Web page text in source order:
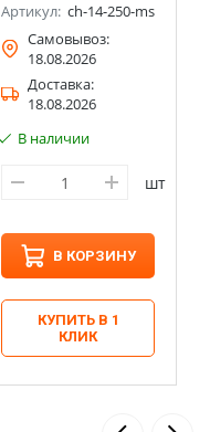
Артикул: ch-14-250-ms
Самовывоз:
18.08.2026
Доставка:
18.08.2026
В наличии
шт
В КОРЗИНУ
КУПИТЬ В 1
КЛИК